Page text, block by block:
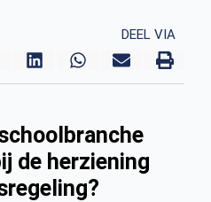
DEEL VIA
de herziening